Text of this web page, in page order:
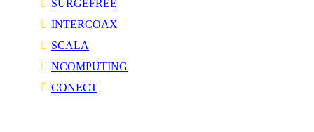
SURGEFREE
INTERCOAX
SCALA
NCOMPUTING
CONECT